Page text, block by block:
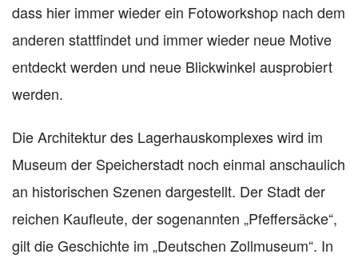
dass hier immer wieder ein Fotoworkshop nach dem
anderen stattfindet und immer wieder neue Motive
entdeckt werden und neue Blickwinkel ausprobiert
werden.
Die Architektur des Lagerhauskomplexes wird im
Museum der Speicherstadt noch einmal anschaulich
an historischen Szenen dargestellt. Der Stadt der
reichen Kaufleute, der sogenannten „Pfeffersäcke“,
gilt die Geschichte im „Deutschen Zollmuseum“. In